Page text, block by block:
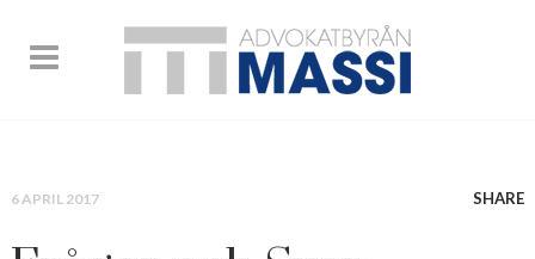
6 APRIL 2017 SHARE